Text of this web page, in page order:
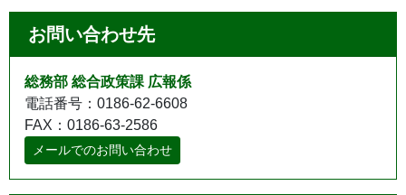
お問い合わせ先
総務部 総合政策課 広報係
電話番号：0186-62-6608
FAX：0186-63-2586
メールでのお問い合わせ